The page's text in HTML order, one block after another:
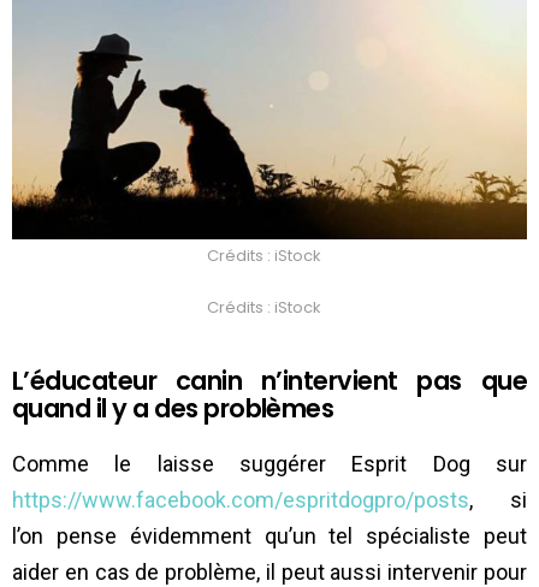
Crédits : iStock
Crédits : iStock
L’éducateur canin n’intervient pas que
quand il y a des problèmes
Comme le laisse suggérer Esprit Dog sur
https://www.facebook.com/espritdogpro/posts, si
l’on pense évidemment qu’un tel spécialiste peut
aider en cas de problème, il peut aussi intervenir pour